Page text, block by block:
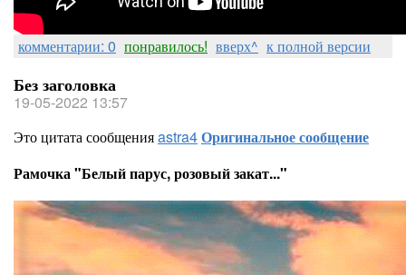
комментарии: 0 понравилось! вверх^ к полной версии
Без заголовка
19-05-2022 13:57
Это цитата сообщенияastra4Оригинальное сообщение
Рамочка "Белый парус, розовый закат..."